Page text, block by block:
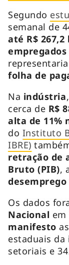
Segundo
semanal de
até R$
folha de
Na indústria
cerca de R$
alta de 11%
do Instituto
IBRE)
retração de
Bruto (PIB),
Os dados
Nacional
manifesto
estaduais da
setoriais e